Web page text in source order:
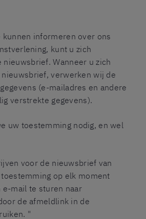
kunnen informeren over ons
kunt u zich
nieuwsbrief. Wanneer u zich
verwerken wij de
(e-mailadres en andere
verstrekte gegevens).
uw toestemming nodig, en wel
voor de nieuwsbrief van
op elk moment
mail te sturen naar
de afmeldlink in de
"